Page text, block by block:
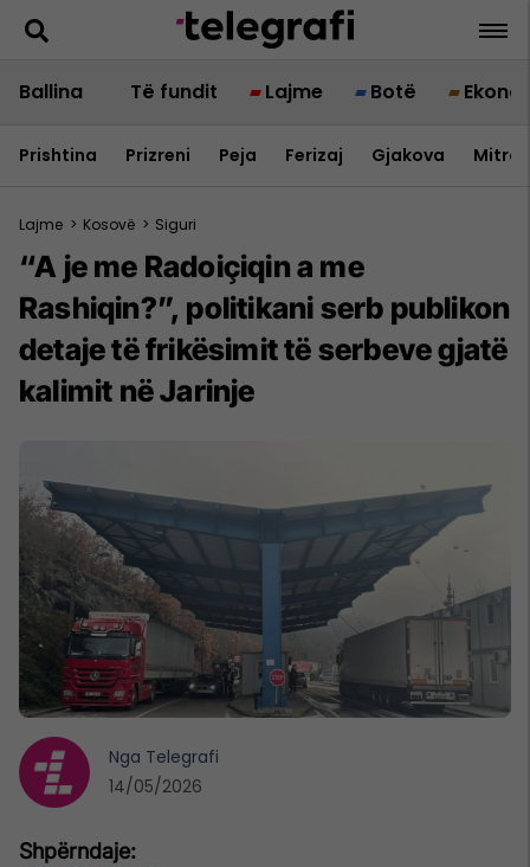
Ballina Të fundit Lajme Botë
Prishtina Prizreni Peja Ferizaj Gjakova
Lajme > Kosovë > Siguri
“A je me Radoiçiqin a me
Rashiqin?”, politikani serb publikon
detaje të frikësimit të serbeve gjatë
kalimit në Jarinje
Nga Telegrafi
14/05/2026